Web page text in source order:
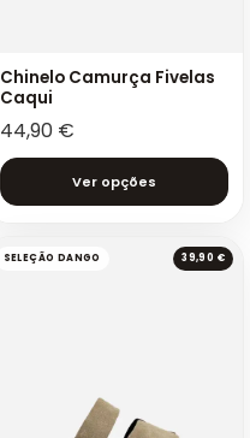
Chinelo Camurça Fivelas
Caqui
44,90 €
Ver opções
SELEÇÃO DANGO 39,90 €